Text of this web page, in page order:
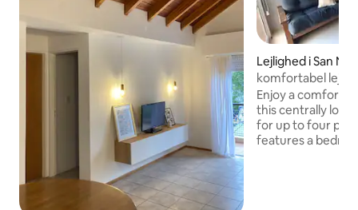
Lejlighed i San
Arroyos
komfortabel
plads til 4
Enjoy a
this centrally
for up to four
features a